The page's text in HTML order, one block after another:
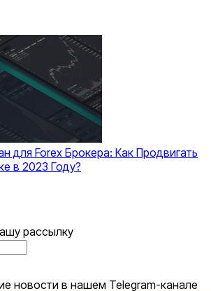
для Forex Брокера: Как Продвигать
в 2023 Году?
рассылку
новости в нашем Telegram-канале